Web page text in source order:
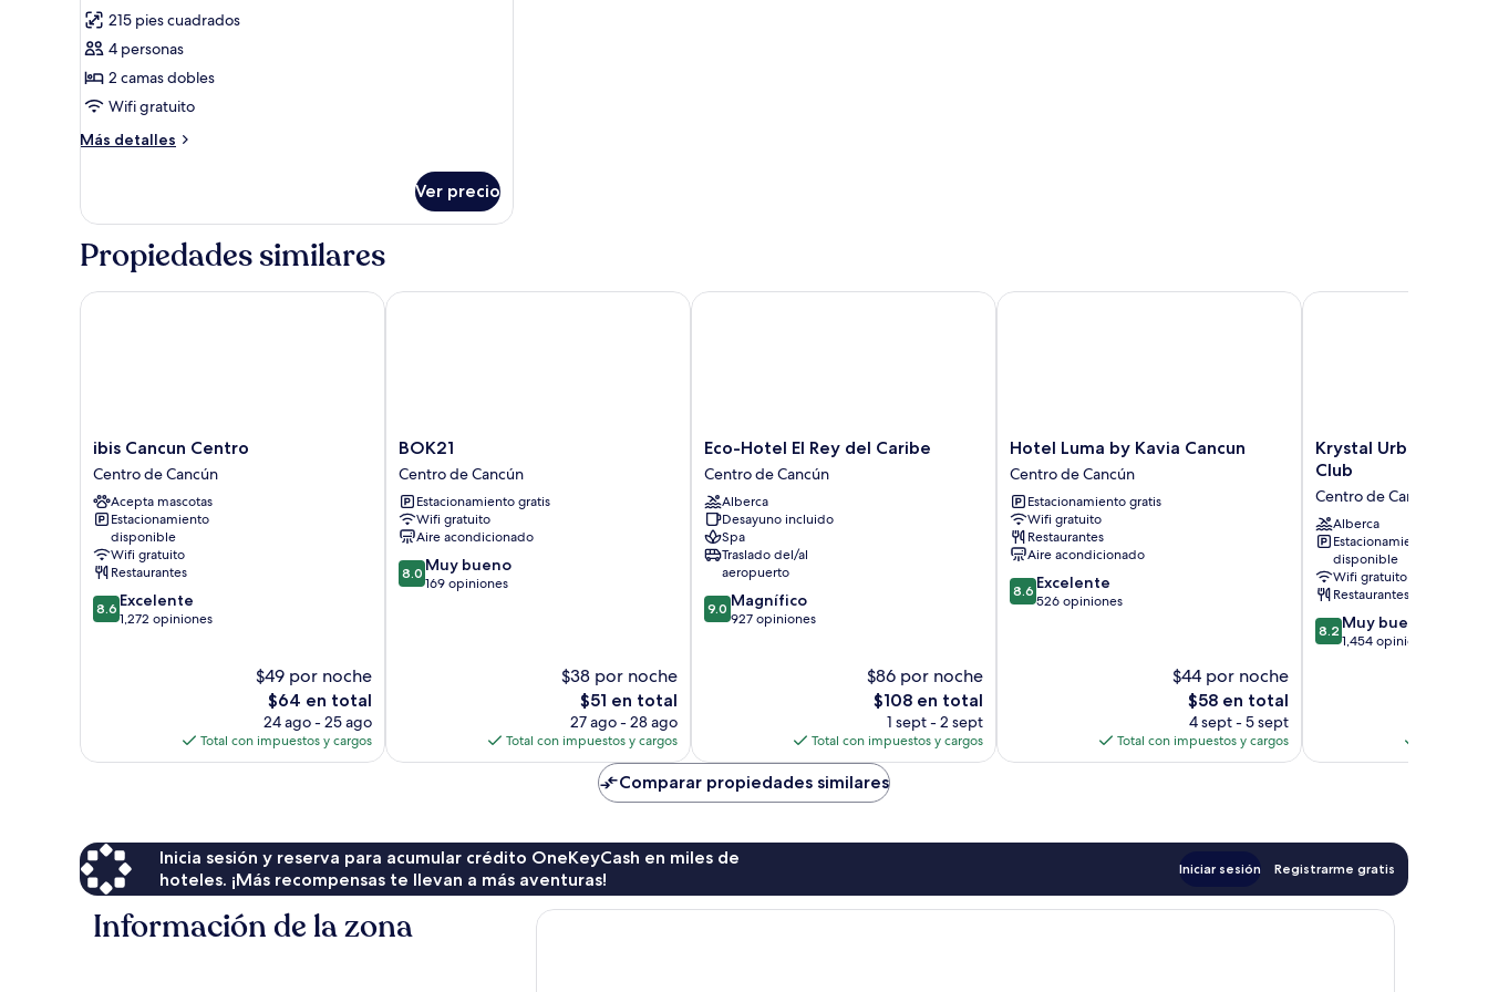
las
fotos
de
Double
deluxe
two
beds
215 pies cuadrados
4 personas
2 camas dobles
Wifi gratuito
Más detalles
Más
deluxe
double
Ver precio
Propiedades similares
ibis
Cancun
Centro
Centro
de
Cancún
ibis Cancun Centro
Centro de Cancún
Acepta mascotas
Estacionamiento
disponible
Wifi gratuito
Restaurantes
8.6
de
8.6 Excelente
1,272 opiniones
$49 por noche
El
precio
actual
es
$64 en total
24 ago - 25 ago
Total con impuestos y cargos
ibis Cancun Centro
BOK21
Centro
de
Cancún
BOK21
Centro de Cancún
Estacionamiento gratis
Wifi gratuito
Aire acondicionado
8.0
de
8.0 Muy bueno
169 opiniones
$38 por noche
El
precio
actual
es
$51
$51 en total
27 ago - 28 ago
Total con impuestos y cargos
BOK21
Eco-
Hotel
El
Rey
del
Caribe
Centro
Cancún
Eco-Hotel El Rey del Caribe
Centro de Cancún
Alberca
Desayuno incluido
Spa
Traslado del/al
aeropuerto
9.0
de
9.0 Magnífico
927 opiniones
$86 por noche
El
precio
actual
es
de
$108
$108 en total
1 sept - 2 sept
Total con impuestos y cargos
Eco-Hotel El Rey del Caribe
Hotel
Luma
by
Kavia
Cancun
Centro
de
Cancún
Hotel Luma by Kavia Cancun
Centro de Cancún
Estacionamiento gratis
Wifi gratuito
Restaurantes
Aire acondicionado
8.6
de
8.6 Excelente
526 opiniones
$44 por noche
El
precio
actual
es
$58 en total
4 sept - 5 sept
Total con impuestos y cargos
Hotel Luma by Kavia Cancun
Krystal
Urban
&
Beach
Club
Centro
de
Cancún
Krystal Urban
Club
Centro de Cancún
Alberca
Estacionamiento
disponible
Wifi gratuito
Restaurantes
8.2
de
8.2 Muy bueno
1,454 opiniones
Krystal Urban Cancun
Comparar propiedades similares
Inicia sesión y reserva para acumular crédito OneKeyCash en miles de
hoteles. ¡Más recompensas te llevan a más aventuras!
Iniciar sesión Registrarme gratis
Información de la zona